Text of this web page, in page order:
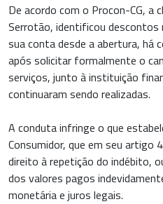
De acordo com o Procon-CG, a
Serrotão, identificou descontos
sua conta desde a abertura, há
após solicitar formalmente o
serviços, junto à instituição
continuaram sendo realizadas.
A conduta infringe o que
Consumidor, que em seu artigo
direito à repetição do indébito,
dos valores pagos
monetária e juros legais.